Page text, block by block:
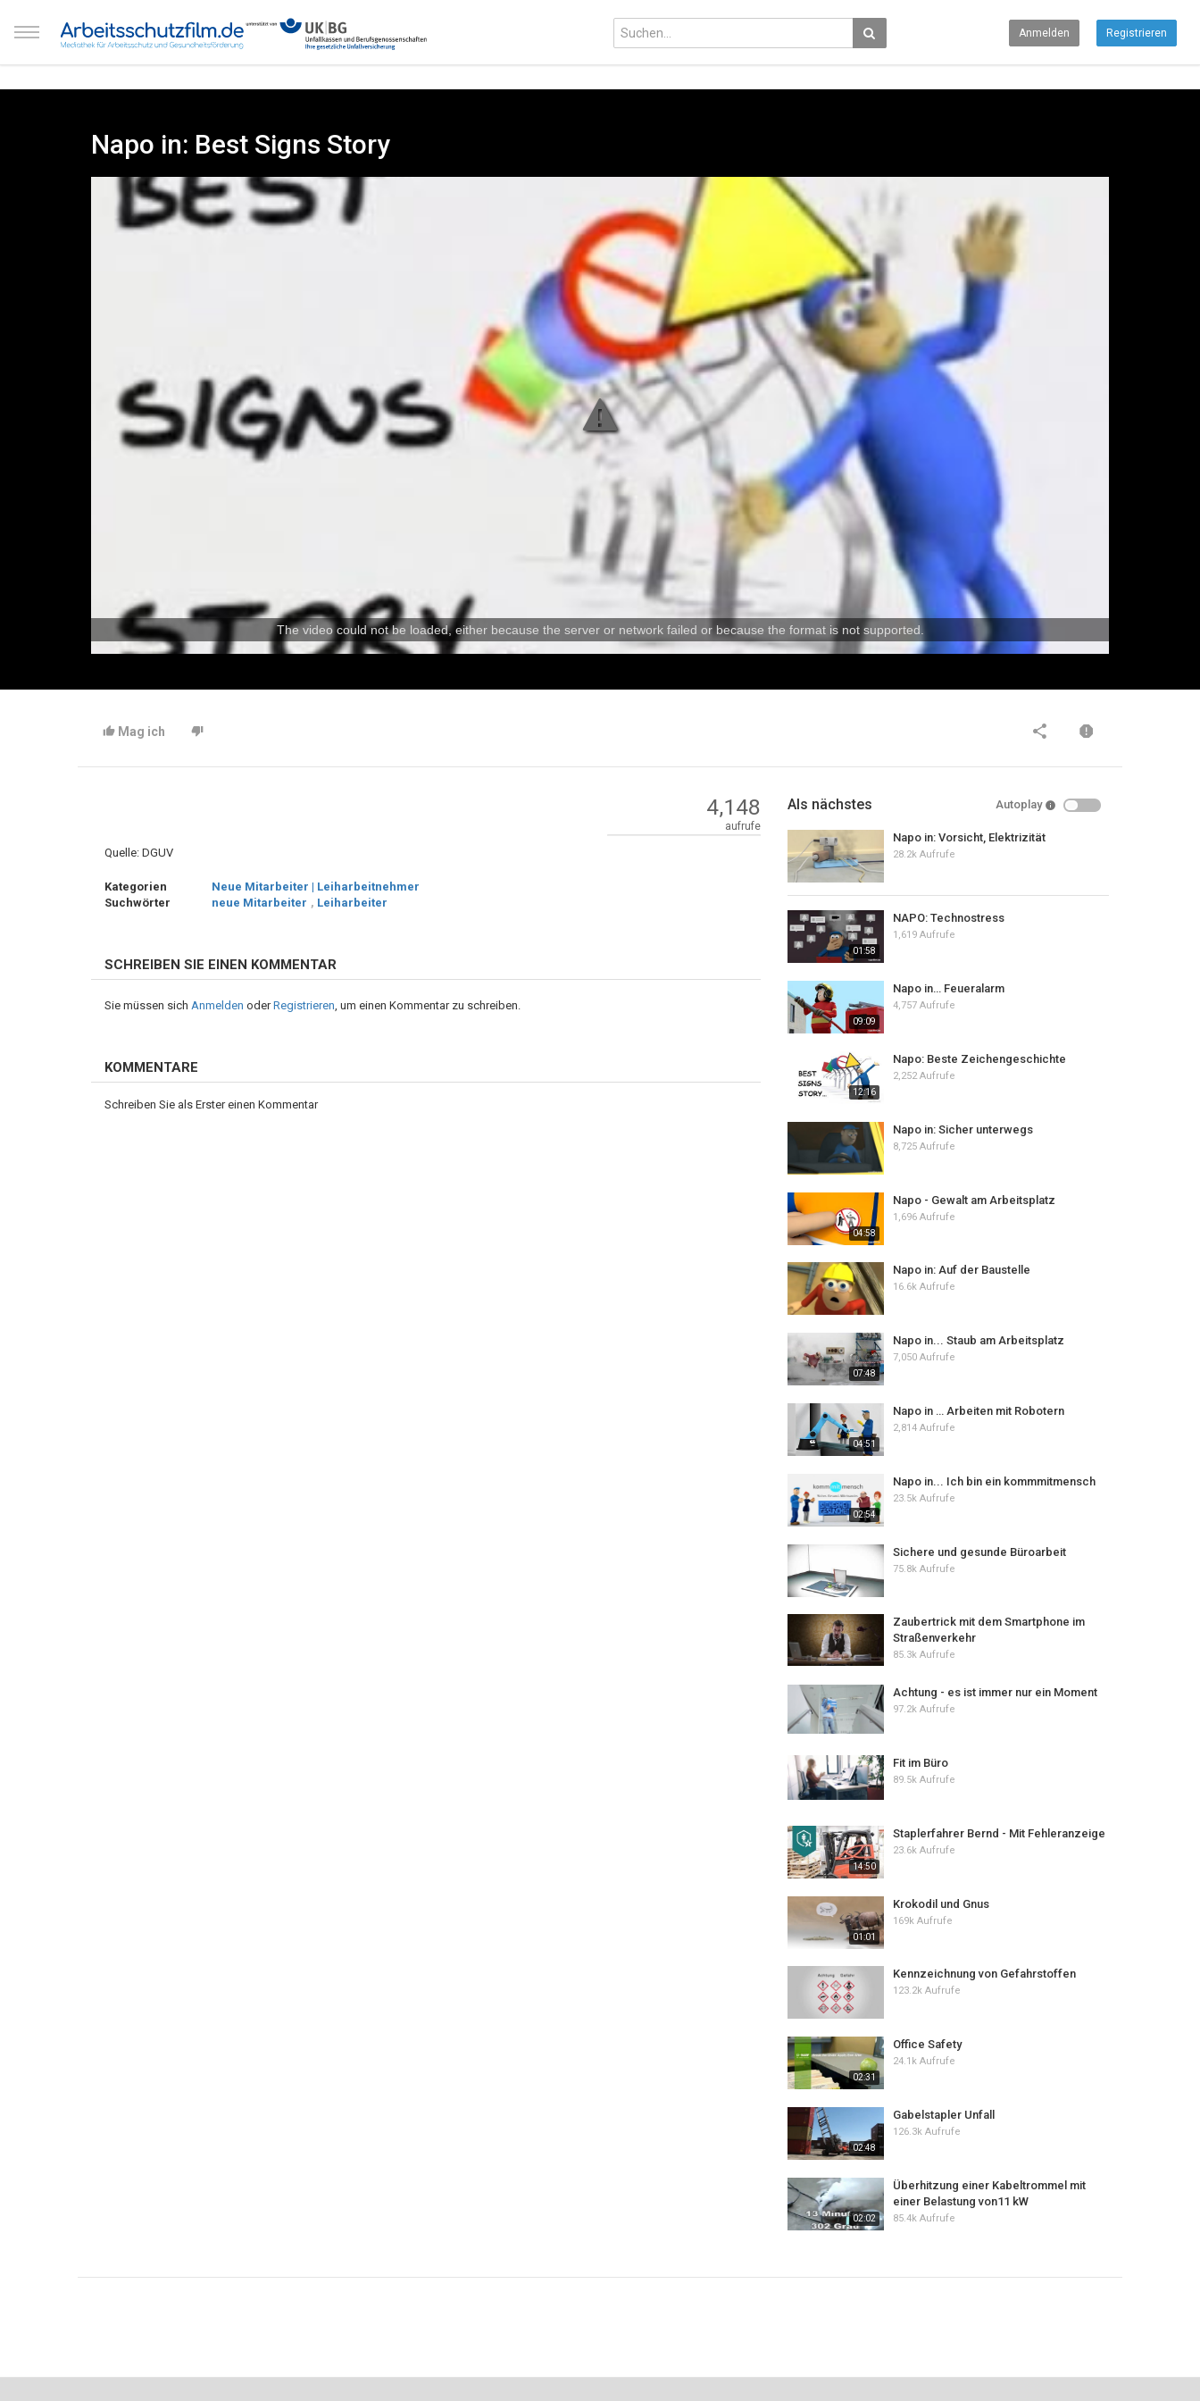
Anmelden Registrieren
Napo in: Best Signs Story
The video could not be loaded, either because the server or network failed or because the format is not supported.
Mag ich
4,148
aufrufe
Quelle: DGUV
Kategorien
Neue Mitarbeiter | Leiharbeitnehmer
Suchwörter
neue Mitarbeiter , Leiharbeiter
SCHREIBEN SIE EINEN KOMMENTAR
Sie müssen sich Anmelden oderRegistrieren, um einen Kommentar zu schreiben.
KOMMENTARE
Schreiben Sie als Erster einen Kommentar
Als nächstes Autoplay
Napo in: Vorsicht, Elektrizität
28.2k Aufrufe
01:58
NAPO: Technostress
1,619 Aufrufe
09:09
Napo in… Feueralarm
4,757 Aufrufe
12:16
Napo: Beste Zeichengeschichte
2,252 Aufrufe
Napo in: Sicher unterwegs
8,725 Aufrufe
04:58
Napo - Gewalt am Arbeitsplatz
1,696 Aufrufe
Napo in: Auf der Baustelle
16.6k Aufrufe
07:48
Napo in... Staub am Arbeitsplatz
7,050 Aufrufe
04:51
Napo in … Arbeiten mit Robotern
2,814 Aufrufe
02:54
Napo in... Ich bin ein kommmitmensch
23.5k Aufrufe
Sichere und gesunde Büroarbeit
75.8k Aufrufe
Zaubertrick mit dem Smartphone im
Straßenverkehr
85.3k Aufrufe
Achtung - es ist immer nur ein Moment
97.2k Aufrufe
Fit im Büro
89.5k Aufrufe
14:50
Staplerfahrer Bernd - Mit Fehleranzeige
23.6k Aufrufe
01:01
Krokodil und Gnus
169k Aufrufe
Kennzeichnung von Gefahrstoffen
123.2k Aufrufe
02:31
Office Safety
24.1k Aufrufe
02:48
Gabelstapler Unfall
126.3k Aufrufe
02:02
Überhitzung einer Kabeltrommel mit
einer Belastung von11 kW
85.4k Aufrufe